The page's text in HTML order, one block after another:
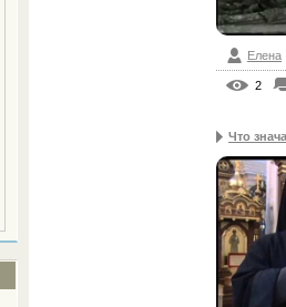
Елена
2
Что